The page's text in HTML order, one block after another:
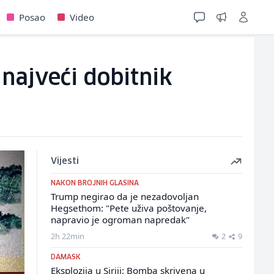
Posao Video
dobitnik
Vijesti
NAKON BROJNIH GLASINA
Trump negirao da je nezadovoljan
Hegsethom: "Pete uživa poštovanje,
napravio je ogroman napredak"
2h 22min 2 9
DAMASK
Eksplozija u Siriji: Bomba skrivena u